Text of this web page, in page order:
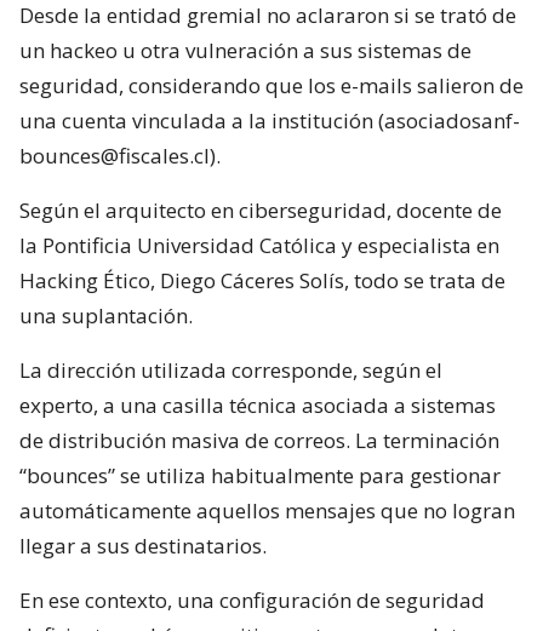
Desde la entidad gremial no aclararon si se trató de
un hackeo u otra vulneración a sus sistemas de
seguridad, considerando que los e-mails salieron de
una cuenta vinculada a la institución (asociadosanf-
bounces@fiscales.cl).
Según el arquitecto en ciberseguridad, docente de
la Pontificia Universidad Católica y especialista en
Hacking Ético, Diego Cáceres Solís, todo se trata de
una suplantación.
La dirección utilizada corresponde, según el
experto, a una casilla técnica asociada a sistemas
de distribución masiva de correos. La terminación
“bounces” se utiliza habitualmente para gestionar
automáticamente aquellos mensajes que no logran
llegar a sus destinatarios.
En ese contexto, una configuración de seguridad